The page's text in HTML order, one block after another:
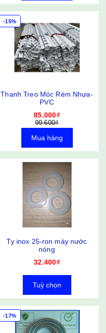
-15%
Thanh Treo Móc Rèm Nhựa-
PVC
85.000₫
99.600₫
Mua hàng
Ty inox 25-ron máy nước
nóng
32.400₫
Tuỳ chọn
-17%